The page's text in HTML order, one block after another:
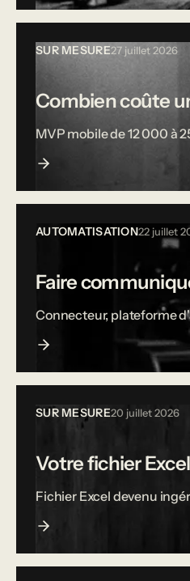
SUR MESURE27 juillet 2026
Combien coûte
MVP mobile de 12 000 à
AUTOMATISATION22 juillet
Faire
Connecteur, plateforme
SUR MESURE20 juillet 2026
Votre fichier
Fichier Excel devenu